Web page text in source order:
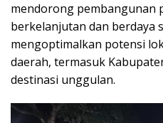
mendorong pembangunan
berkelanjutan dan berdaya
mengoptimalkan potensi
daerah, termasuk
destinasi unggulan.